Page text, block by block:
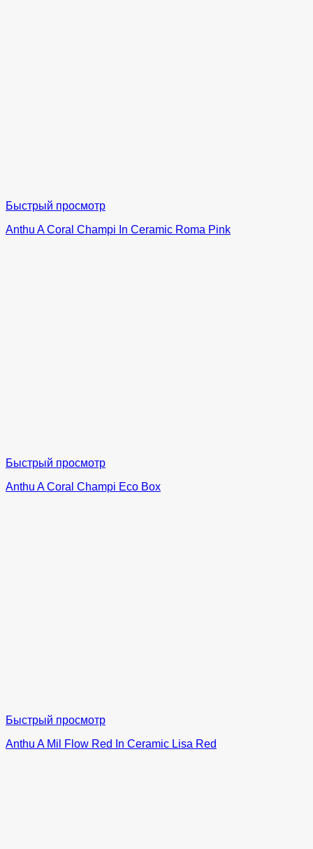
Быстрый просмотр
Anthu A Coral Champi In Ceramic Roma Pink
Быстрый просмотр
Anthu A Coral Champi Eco Box
Быстрый просмотр
Anthu A Mil Flow Red In Ceramic Lisa Red